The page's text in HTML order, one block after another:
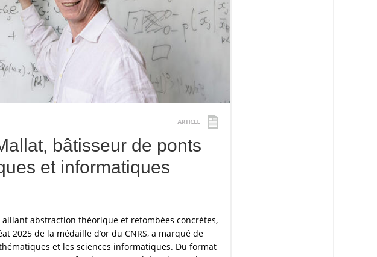
bâtisseur de ponts
et informatiques
alliant abstraction théorique et retombées concrètes,
2025 de la médaille d’or du CNRS, a marqué de
et les sciences informatiques. Du format